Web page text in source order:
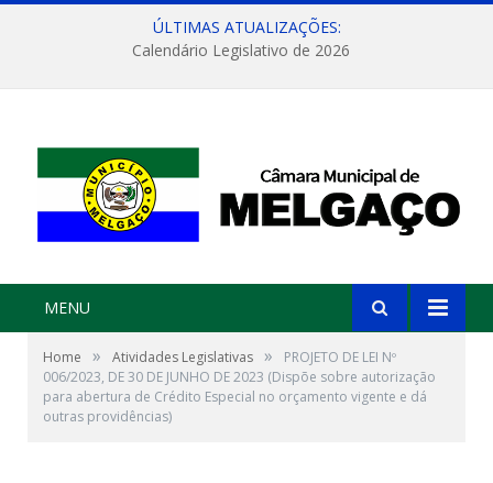
ÚLTIMAS ATUALIZAÇÕES:
Calendário Legislativo de 2026
MENU
Home » Atividades Legislativas »
PROJETO DE LEI Nº
006/2023, DE 30 DE JUNHO DE 2023 (Dispõe sobre autorização
para abertura de Crédito Especial no orçamento vigente e dá
outras providências)